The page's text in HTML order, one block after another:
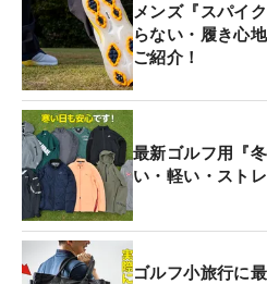
メンズ『スパイ
らない・履き心
ご紹介！
最新ゴルフ用『
い・軽い・スト
ゴルフ小旅行に